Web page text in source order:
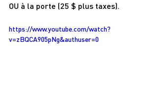
OU à la porte (25 $ plus taxes).
https://www.youtube.com/watch?
v=zBQCA905pNg&authuser=0